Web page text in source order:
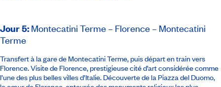
Jour 5: Montecatini Terme – Florence – Montecatini
Terme
Transfert à la gare de Montecatini Terme, puis départ en train vers
Florence. Visite de Florence, prestigieuse cité d’art considérée comme
l’une des plus belles villes d’Italie. Découverte de la Piazza del Duomo,